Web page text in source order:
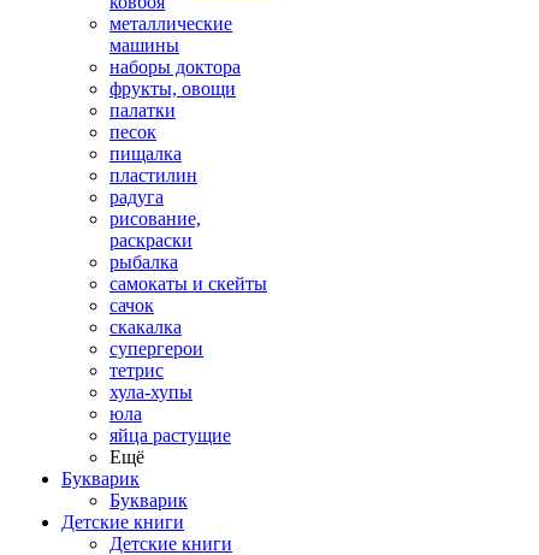
металлические
машины
наборы доктора
фрукты, овощи
палатки
песок
пищалка
пластилин
радуга
рисование,
раскраски
рыбалка
самокаты и скейты
сачок
скакалка
супергерои
тетрис
хула-хупы
юла
яйца растущие
Ещё
Букварик
Букварик
Детские книги
Детские книги